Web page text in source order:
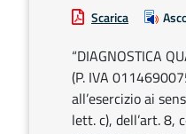
Scarica
“DIAGNOSTICA
(P. IVA
all’esercizio ai
lett. c), dell’art. 8,